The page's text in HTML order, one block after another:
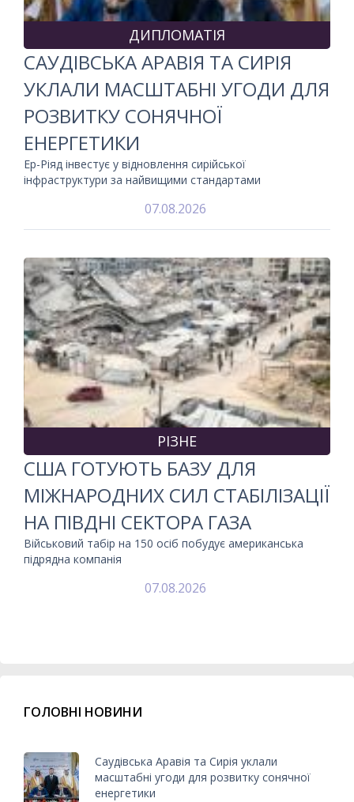
ДИПЛОМАТІЯ
САУДІВСЬКА АРАВІЯ ТА СИРІЯ
УКЛАЛИ МАСШТАБНІ УГОДИ ДЛЯ
РОЗВИТКУ СОНЯЧНОЇ
ЕНЕРГЕТИКИ
Ер-Ріяд інвестує у відновлення сирійської
інфраструктури за найвищими стандартами
07.08.2026
РІЗНЕ
США ГОТУЮТЬ БАЗУ ДЛЯ
МІЖНАРОДНИХ СИЛ СТАБІЛІЗАЦІЇ
НА ПІВДНІ СЕКТОРА ГАЗА
Військовий табір на 150 осіб побудує американська
підрядна компанія
07.08.2026
ГОЛОВНІ НОВИНИ
Саудівська Аравія та Сирія уклали
масштабні угоди для розвитку сонячної
енергетики